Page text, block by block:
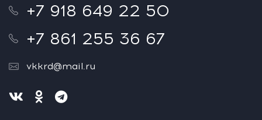
+7 918 649 22 50
+7 861 255 36 67
vkkrd@mail.ru